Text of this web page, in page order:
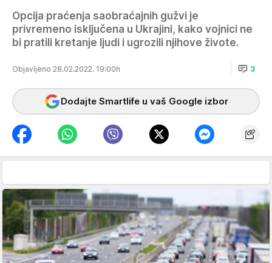
Opcija praćenja saobraćajnih gužvi je
privremeno isključena u Ukrajini, kako vojnici ne
bi pratili kretanje ljudi i ugrozili njihove živote.
Objavljeno 28.02.2022. 19:00h 3
Dodajte Smartlife u vaš Google izbor